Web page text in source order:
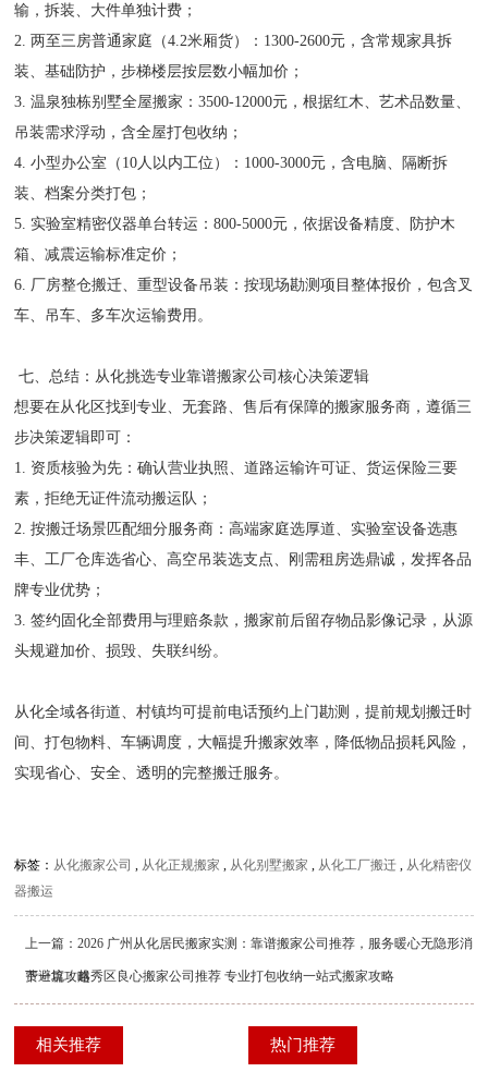
输，拆装、大件单独计费；
2. 两至三房普通家庭（4.2米厢货）：1300-2600元，含常规家具拆
装、基础防护，步梯楼层按层数小幅加价；
3. 温泉独栋别墅全屋搬家：3500-12000元，根据红木、艺术品数量、
吊装需求浮动，含全屋打包收纳；
4. 小型办公室（10人以内工位）：1000-3000元，含电脑、隔断拆
装、档案分类打包；
5. 实验室精密仪器单台转运：800-5000元，依据设备精度、防护木
箱、减震运输标准定价；
6. 厂房整仓搬迁、重型设备吊装：按现场勘测项目整体报价，包含叉
车、吊车、多车次运输费用。
七、总结：从化挑选专业靠谱搬家公司核心决策逻辑
想要在从化区找到专业、无套路、售后有保障的搬家服务商，遵循三
步决策逻辑即可：
1. 资质核验为先：确认营业执照、道路运输许可证、货运保险三要
素，拒绝无证件流动搬运队；
2. 按搬迁场景匹配细分服务商：高端家庭选厚道、实验室设备选惠
丰、工厂仓库选省心、高空吊装选支点、刚需租房选鼎诚，发挥各品
牌专业优势；
3. 签约固化全部费用与理赔条款，搬家前后留存物品影像记录，从源
头规避加价、损毁、失联纠纷。
从化全域各街道、村镇均可提前电话预约上门勘测，提前规划搬迁时
间、打包物料、车辆调度，大幅提升搬家效率，降低物品损耗风险，
实现省心、安全、透明的完整搬迁服务。
标签： 从化搬家公司 , 从化正规搬家 , 从化别墅搬家 , 从化工厂搬迁 , 从化精密仪
器搬运
上一篇：2026 广州从化居民搬家实测：靠谱搬家公司推荐，服务暖心无隐形消
费避坑攻略
下一篇：越秀区良心搬家公司推荐 专业打包收纳一站式搬家攻略
相关推荐 热门推荐